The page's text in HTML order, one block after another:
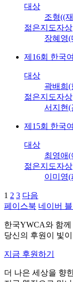
대상
조형((
젊은지도자상
장혜영
제16회 한국
대상
곽배희
젊은지도자상
서지현(
제15회 한국
대상
최영애
젊은지도자상
이미영
1 2 3 다음
페이스북 네이버
한국YWCA와 함
당신의 후원이 빛
지금 후원하기
더 나은 세상을 향